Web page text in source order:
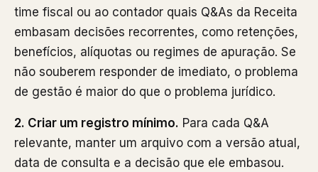
time fiscal ou ao contador quais Q&As da Receita
embasam decisões recorrentes, como retenções,
benefícios, alíquotas ou regimes de apuração. Se
não souberem responder de imediato, o problema
de gestão é maior do que o problema jurídico.
2. Criar um registro mínimo. Para cada Q&A
relevante, manter um arquivo com a versão atual,
data de consulta e a decisão que ele embasou.